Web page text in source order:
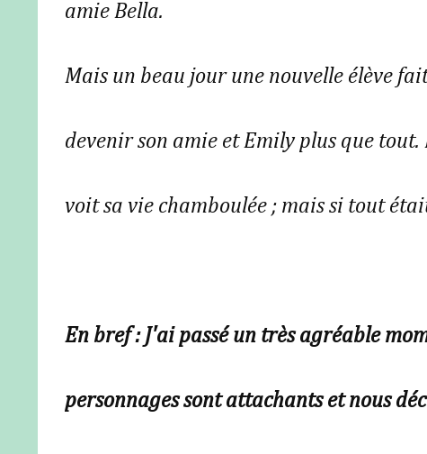
amie Bella.
Mais un beau jour une nouvelle élève
devenir son amie et Emily plus que
voit sa vie chamboulée ; mais si tout
En bref : J'ai passé un très agréable
personnages sont attachants et nous